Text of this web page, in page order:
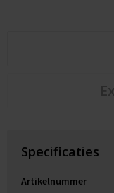
Specificaties
Artikelnummer